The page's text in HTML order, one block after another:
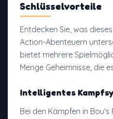
Schlüsselvorteile
Entdecken Sie, was
Action-Abenteuern
bietet mehrere
Menge Geheimnisse, die
Intelligentes
Bei den Kämpfen in Bou's